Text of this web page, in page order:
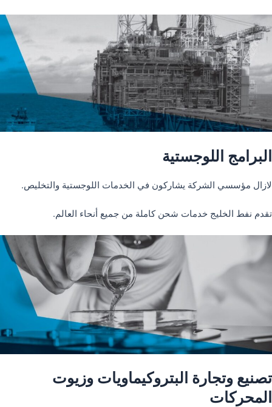
البرامج اللوجستية
لازال مؤسسي الشركة يشاركون في الخدمات اللوجستية والتخليص.
تقدم نفط الخليج خدمات شحن كاملة من جميع أنحاء العالم.
تصنيع وتجارة البتروكيماويات وزيوت
المحركات